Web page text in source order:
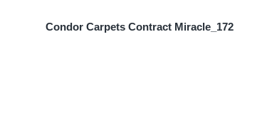
Condor Carpets Contract Miracle_172